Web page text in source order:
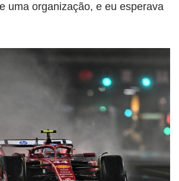
uma organização, e eu esperava